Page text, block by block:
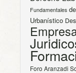
Fundamentales
Urbanístico
Foro Aranzadi